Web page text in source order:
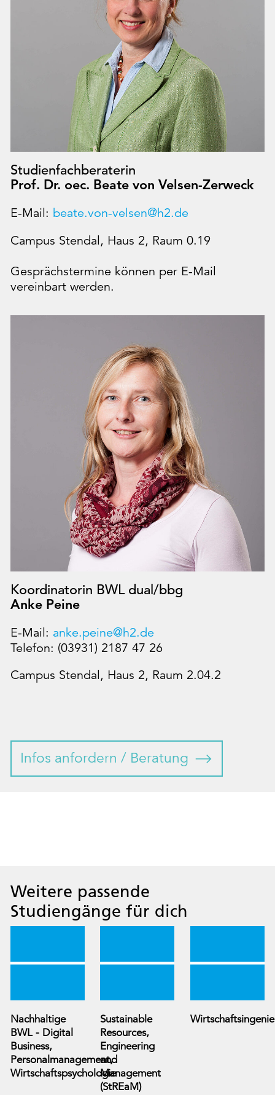
Studienfachberaterin
Prof. Dr. oec. Beate von Velsen-Zerweck
E-Mail: beate.von-velsen@h2.de
Campus Stendal, Haus 2, Raum 0.19
Gesprächstermine können per E-Mail
vereinbart werden.
Koordinatorin BWL dual/bbg
Anke Peine
E-Mail: anke.peine@h2.de
Telefon: (03931) 2187 47 26
Campus Stendal, Haus 2, Raum 2.04.2
Infos anfordern / Beratung
Weitere passende
Studiengänge für dich
Nachhaltige
BWL - Digital
Business,
Personalmanagement,
Wirtschaftspsychologie
Sustainable
Resources,
Engineering
and
Management
(StREaM)